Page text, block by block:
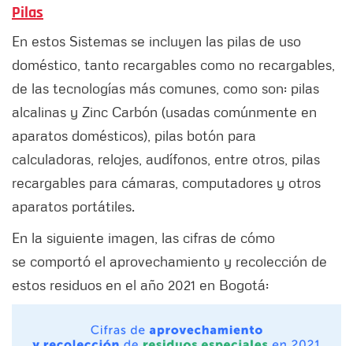
Pilas
En estos Sistemas se incluyen las pilas de uso
doméstico, tanto recargables como no recargables,
de las tecnologías más comunes, como son: pilas
alcalinas y Zinc Carbón (usadas comúnmente en
aparatos domésticos), pilas botón para
calculadoras, relojes, audífonos, entre otros, pilas
recargables para cámaras, computadores y otros
aparatos portátiles.
En la siguiente imagen, las cifras de cómo
se comportó el aprovechamiento y recolección de
estos residuos en el año 2021 en Bogotá: